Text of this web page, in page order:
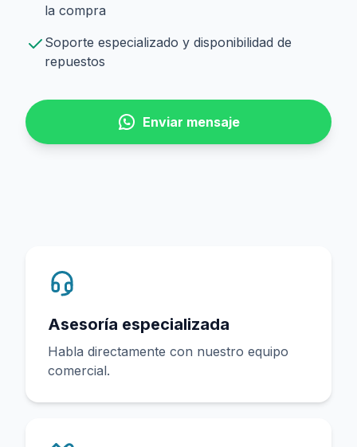
la compra
Soporte especializado y disponibilidad de
repuestos
Enviar mensaje
Asesoría especializada
Habla directamente con nuestro equipo
comercial.